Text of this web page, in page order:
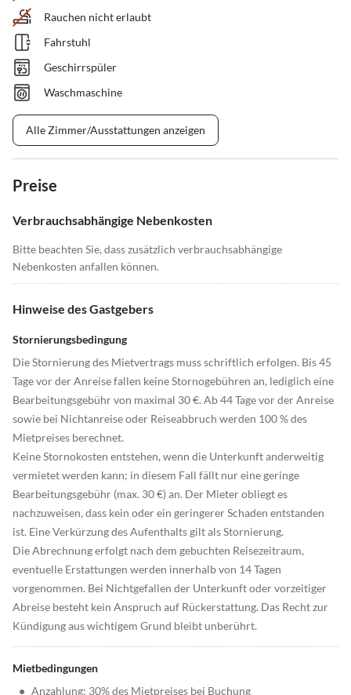
Rauchen nicht erlaubt
Fahrstuhl
Geschirrspüler
Waschmaschine
Alle Zimmer/Ausstattungen anzeigen
Preise
Verbrauchsabhängige Nebenkosten
Bitte beachten Sie, dass zusätzlich verbrauchsabhängige
Nebenkosten anfallen können.
Hinweise des Gastgebers
Stornierungsbedingung
Die Stornierung des Mietvertrags muss schriftlich erfolgen. Bis 45
Tage vor der Anreise fallen keine Stornogebühren an, lediglich eine
Bearbeitungsgebühr von maximal 30 €. Ab 44 Tage vor der Anreise
sowie bei Nichtanreise oder Reiseabbruch werden 100 % des
Mietpreises berechnet.
Keine Stornokosten entstehen, wenn die Unterkunft anderweitig
vermietet werden kann; in diesem Fall fällt nur eine geringe
Bearbeitungsgebühr (max. 30 €) an. Der Mieter obliegt es
nachzuweisen, dass kein oder ein geringerer Schaden entstanden
ist. Eine Verkürzung des Aufenthalts gilt als Stornierung.
Die Abrechnung erfolgt nach dem gebuchten Reisezeitraum,
eventuelle Erstattungen werden innerhalb von 14 Tagen
vorgenommen. Bei Nichtgefallen der Unterkunft oder vorzeitiger
Abreise besteht kein Anspruch auf Rückerstattung. Das Recht zur
Kündigung aus wichtigem Grund bleibt unberührt.
Mietbedingungen
• Anzahlung: 30% des Mietpreises bei Buchung